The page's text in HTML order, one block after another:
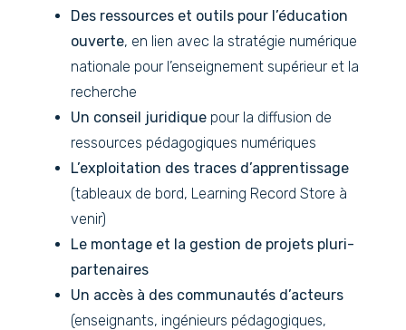
Des ressources et outils pour l’éducation
ouverte, en lien avec la stratégie numérique
nationale pour l’enseignement supérieur et la
recherche
Un conseil juridiquepour la diffusion de
ressources pédagogiques numériques
L’exploitation des traces d’apprentissage
(tableaux de bord, Learning Record Store à
venir)
Le montage et la gestion de projets pluri-
partenaires
Un accès à des communautés d’acteurs
(enseignants, ingénieurs pédagogiques,